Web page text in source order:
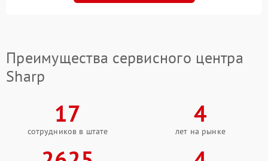
Преимущества сервисного центра
Sharp
17
сотрудников в штате
4
лет на рынке